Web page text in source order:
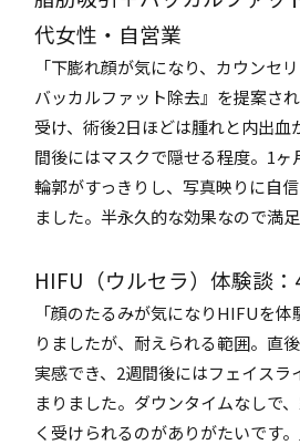
代女性・自営業
「下膨れ顔が気になり、カウンセ
バッカルファット除去』を提案さ
受け、術後2日ほどは腫れと内出血
間後にはマスクで隠せる程度。1
輪郭がすっきりし、写真映りに自
ました。半永久的な効果なので満足
HIFU（ウルセラ）体験談
「顔のたるみが気になりHIFUを
りましたが、耐えられる範囲。直
実感でき、2週間後にはフェイスラ
まりました。ダウンタイムなしで
く受けられるのがありがたいです。